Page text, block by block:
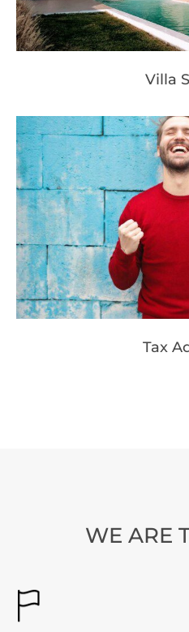
Villa
Tax
WE ARE